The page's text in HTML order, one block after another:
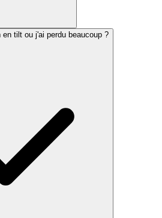
tilt ou j'ai perdu beaucoup ?